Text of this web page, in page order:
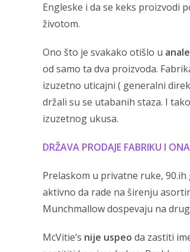
Engleske i da se keks proizvodi
životom.
Ono što je svakako otišlo u
od samo ta dva proizvoda.
izuzetno uticajni ( generalni
držali su se utabanih staza. I
izuzetnog ukusa.
DRŽAVA PRODAJE FABRIKU I
Prelaskom u privatne ruke,
aktivno da rade na širenju
Munchmallow dospevaju na
McVitie’s nije uspeo da zastiti